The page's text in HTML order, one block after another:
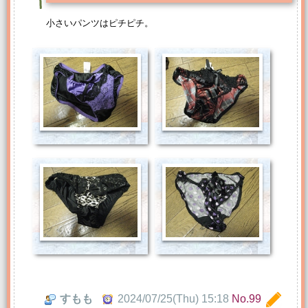
小さいパンツはピチピチ。
すもも 2024/07/25(Thu) 15:18 No.99